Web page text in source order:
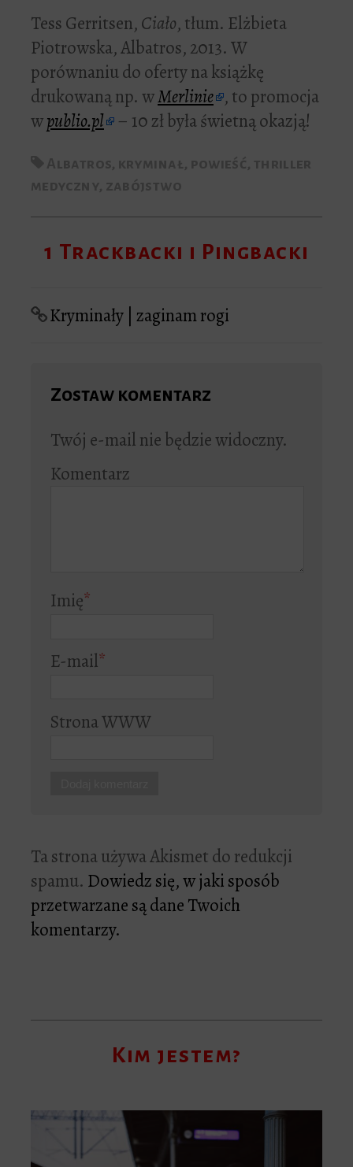
Tess Gerritsen,Ciało, tłum. Elżbieta
Piotrowska, Albatros, 2013. W
porównaniu do oferty na książkę
drukowaną np. wMerlinie , to promocja
wpublio.pl – 10 zł była świetną okazją!
1 Trackbacki i Pingbacki
Kryminały | zaginam rogi
Zostaw komentarz
Twój e-mail nie będzie widoczny.
Komentarz
Imię*
E-mail*
Strona WWW
Ta strona używa Akismet do redukcji
spamu. Dowiedz się, w jaki sposób
przetwarzane są dane Twoich
komentarzy.
Kim jestem?